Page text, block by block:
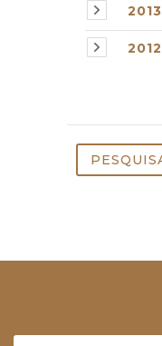
2013
2012
por: